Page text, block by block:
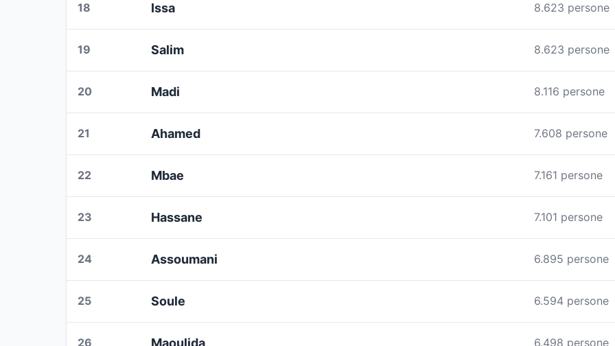
18 Issa 8.623 persone
19 Salim 8.623 persone
20 Madi 8.116 persone
21 Ahamed 7.608 persone
22 Mbae 7.161 persone
23 Hassane 7.101 persone
24 Assoumani 6.895 persone
25 Soule 6.594 persone
26 Maoulida 6.498 persone